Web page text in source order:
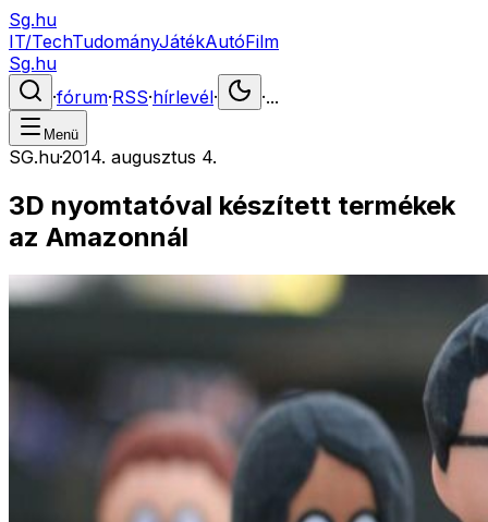
Sg.hu
IT/TechTudományJátékAutóFilm
Sg.hu
·fórum·RSS·hírlevél· ·...
Menü
SG.hu·2014. augusztus 4.
3D nyomtatóval készített termékek
az Amazonnál